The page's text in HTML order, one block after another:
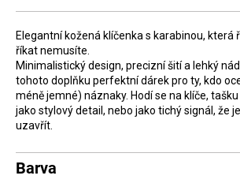
Barva
Elegantní kožená klíčenka s karabinou, která
říkat nemusíte.
Minimalistický design, precizní šití a lehký
tohoto doplňku perfektní dárek pro ty, kdo
méně jemné) náznaky. Hodí se na klíče,
jako stylový detail, nebo jako tichý signál, že
uzavřít.
HLEDAT
D
o
p